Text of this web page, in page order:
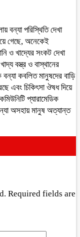
বন্যা পরিস্থিতি দেখা
গেছে, অনেকেই
ও খাদ্যের সংকট দেখা
বস্ত্র ও বাস্থানের
বন্যা কবলিত মানুষদের বাড়ি
এবং চিকিৎসা ঔষধ দিয়ে
প্যারামেডিক
অসহায় মানুষ অত্যান্ত
Required fields are